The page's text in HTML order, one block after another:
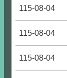
115-08-04
115-08-04
115-08-04